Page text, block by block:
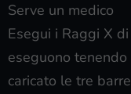
Serve un medico
Esegui i Raggi X
eseguono
caricato le tre